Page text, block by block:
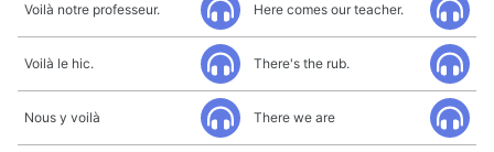
Voilà notre professeur. Here comes our teacher.
Voilà le hic. There's the rub.
Nous y voilà There we are